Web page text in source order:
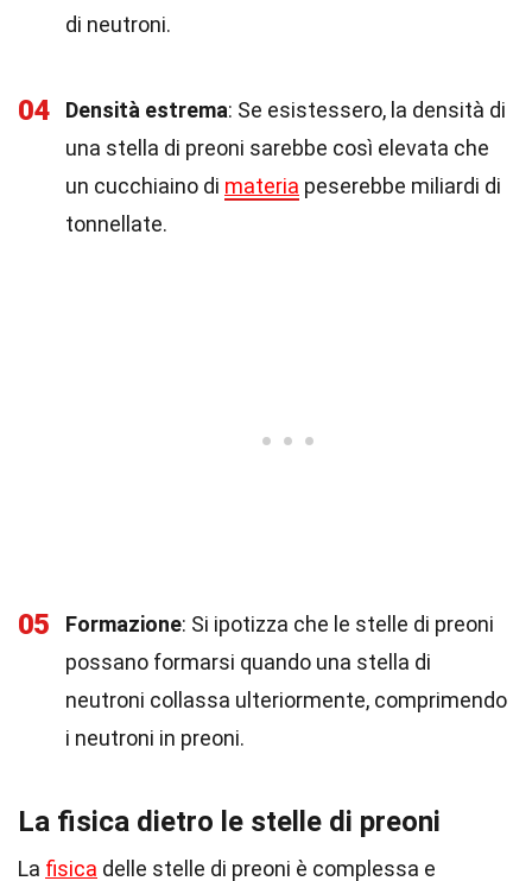
di neutroni.
04 Densità estrema: Se esistessero, la densità di
una stella di preoni sarebbe così elevata che
un cucchiaino di materia peserebbe miliardi di
tonnellate.
05 Formazione: Si ipotizza che le stelle di preoni
possano formarsi quando una stella di
neutroni collassa ulteriormente, comprimendo
i neutroni in preoni.
La fisica dietro le stelle di preoni
La fisica delle stelle di preoni è complessa e